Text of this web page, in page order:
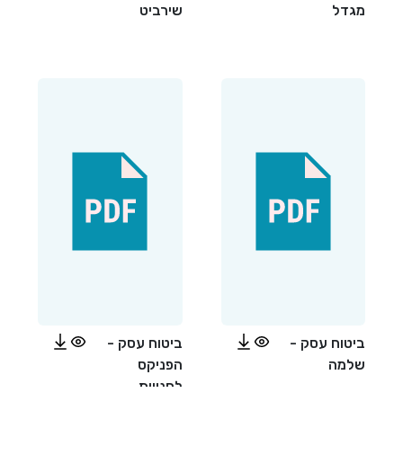
מגדל
שירביט
ביטוח עסק -
שלמה
ביטוח עסק -
הפניקס
לחנויות